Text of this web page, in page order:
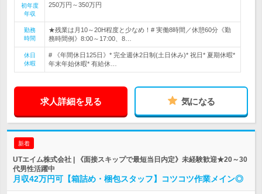
初年度
年収
250万円～350万円
勤務
時間
★残業は月10～20H程度と少なめ！# 実働8時間／休憩60分《勤
務時間例》8:00～17:00、8…
休日
休暇
# 《年間休日125日》* 完全週休2日制(土日休み)* 祝日* 夏期休暇*
年末年始休暇* 有給休…
求人詳細を見る 気になる
新着
UTエイム株式会社 | 《面接スキップで最短当日内定》未経験歓迎★20～30
代男性活躍中
月収42万円可【箱詰め・梱包スタッフ】コツコツ作業メイン◎